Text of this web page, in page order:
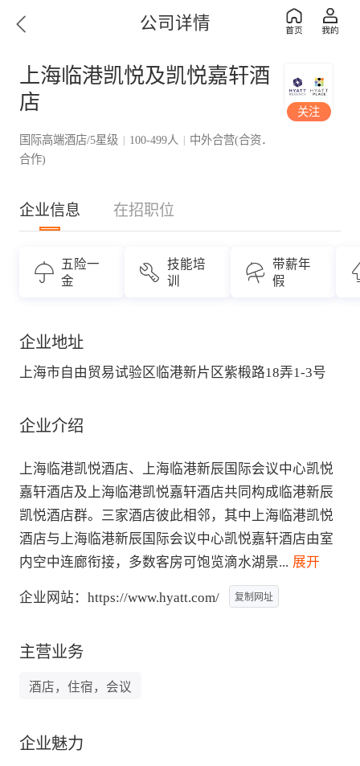
公司详情
上海临港凯悦及凯悦嘉轩酒
店
国际高端酒店/5星级 | 100-499人 | 中外合营(合资．
合作)
关注
企业信息 在招职位
五险一
金
技能培
训
带薪年
假
企业地址
上海市自由贸易试验区临港新片区紫椴路18弄1-3号
企业介绍
上海临港凯悦酒店、上海临港新辰国际会议中心凯悦
嘉轩酒店及上海临港凯悦嘉轩酒店共同构成临港新辰
凯悦酒店群。三家酒店彼此相邻，其中上海临港凯悦
酒店与上海临港新辰国际会议中心凯悦嘉轩酒店由室
内空中连廊衔接，多数客房可饱览滴水湖景... 展开
企业网站： https://www.hyatt.com/ 复制网址
主营业务
酒店，住宿，会议
企业魅力